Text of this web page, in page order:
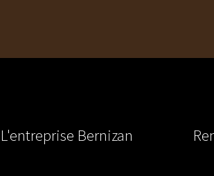
L'entreprise Bernizan